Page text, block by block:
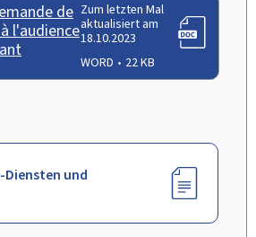
de
l'audience
Zum letzten Mal
aktualisiert am
18.10.2023
WORD
22 KB
Diensten und